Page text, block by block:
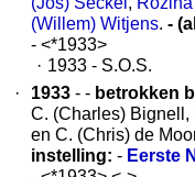
(Willem) Witjens. -
- <*1933>
· 1933 - S.O.S.
·
1933 - - betrokken
C. (Charles) Bignell,
en C. (Chris) de
instelling: - Eerste